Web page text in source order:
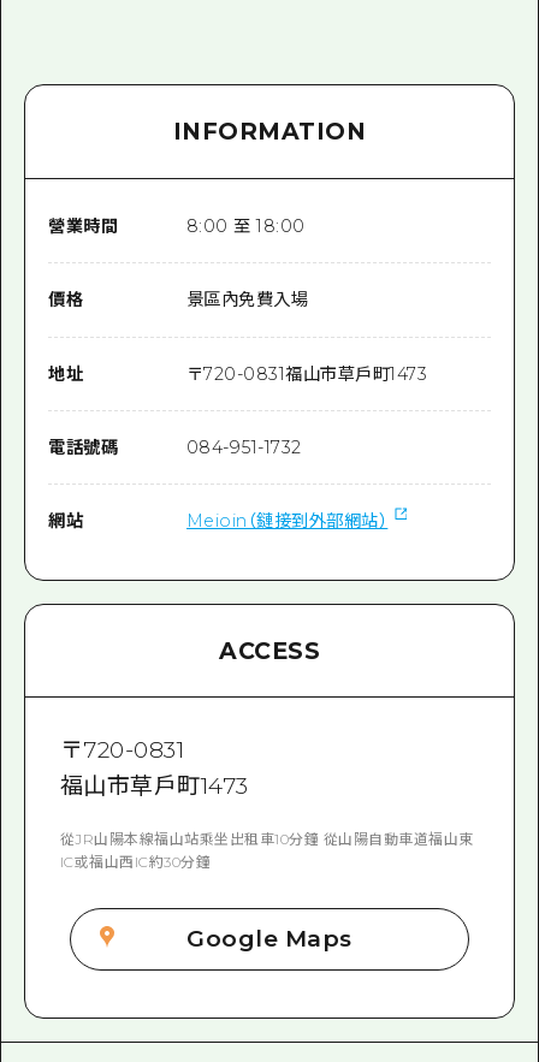
INFORMATION
營業時間 8:00 至 18:00
價格 景區內免費入場
地址 〒720-0831福山市草戶町1473
電話號碼 084-951-1732
網站 Meioin（鏈接到外部網站）
ACCESS
〒720-0831
福山市草戶町1473
從JR山陽本線福山站乘坐出租車10分鐘 從山陽自動車道福山東
IC或福山西IC約30分鐘
Google Maps